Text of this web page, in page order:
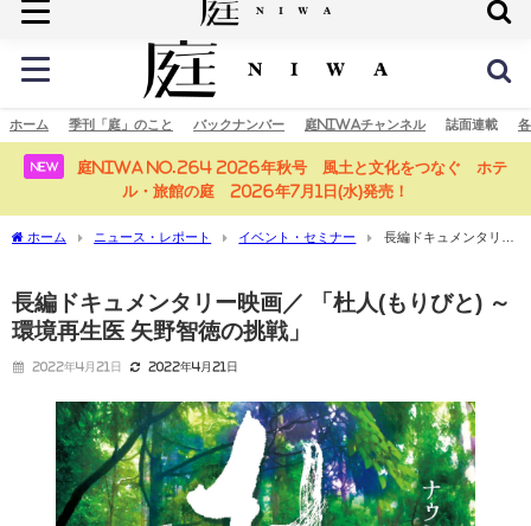
庭の未来へ
ホーム 季刊「庭」のこと バックナンバー 庭NIWAチャンネル 誌面連載
NEW
庭NIWA No.264 2026年秋号 風土と文化をつなぐ ホテ
ル・旅館の庭 2026年7月1日(水)発売！
ホーム ニュース・レポート イベント・セミナー
長編ドキュメンタリー
長編ドキュメンタリー映画／ 「杜人(もりびと) ～
環境再生医 矢野智徳の挑戦」
2022年4月21日 2022年4月21日